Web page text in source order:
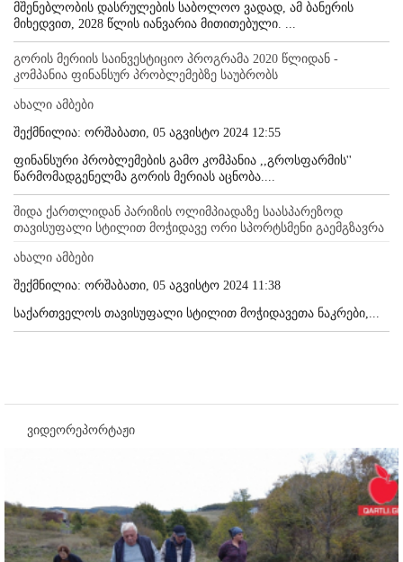
მშენებლობის დასრულების საბოლოო ვადად, ამ ბანერის
მიხედვით, 2028 წლის იანვარია მითითებული. ...
გორის მერიის საინვესტიციო პროგრამა 2020 წლიდან -
კომპანია ფინანსურ პრობლემებზე საუბრობს
ახალი ამბები
შექმნილია: ორშაბათი, 05 აგვისტო 2024 12:55
ფინანსური პრობლემების გამო კომპანია ,,გროსფარმის''
წარმომადგენელმა გორის მერიას აცნობა....
შიდა ქართლიდან პარიზის ოლიმპიადაზე საასპარეზოდ
თავისუფალი სტილით მოჭიდავე ორი სპორტსმენი გაემგზავრა
ახალი ამბები
შექმნილია: ორშაბათი, 05 აგვისტო 2024 11:38
საქართველოს თავისუფალი სტილით მოჭიდავეთა ნაკრები,...
ვიდეორეპორტაჟი